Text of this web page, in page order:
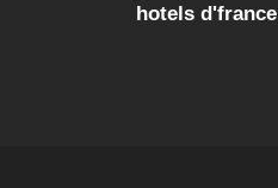
hotels d'france